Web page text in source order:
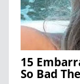
15
So Bad